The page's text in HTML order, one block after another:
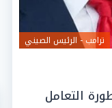
ترامب - الرئيس الصيني
التعامل